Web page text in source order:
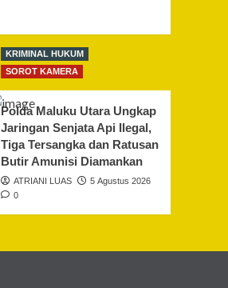
KRIMINAL HUKUM
SOROT KAMERA
Polda Maluku Utara Ungkap
Jaringan Senjata Api Ilegal,
Tiga Tersangka dan Ratusan
Butir Amunisi Diamankan
ATRIANI LUAS
5 Agustus 2026
0